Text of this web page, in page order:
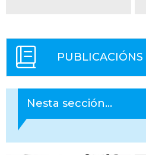
PUBLICACIÓNS
Nesta sección...